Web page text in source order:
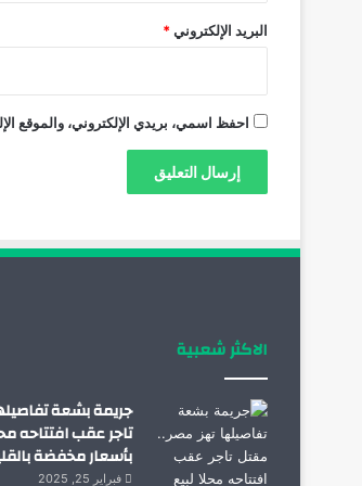
البريد الإلكتروني *
احفظ اسمي، بريدي الإلكتروني، والموقع
الاكثر شعبية
جريمة بشعة
تاجر عقب افتتاحه
بأسعار مخفضة
فبراير 25, 2025